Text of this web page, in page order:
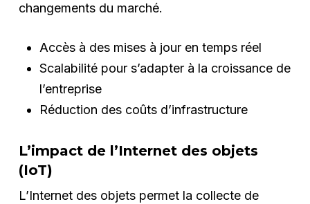
changements du marché.
Accès à des mises à jour en temps réel
Scalabilité pour s’adapter à la croissance de
l’entreprise
Réduction des coûts d’infrastructure
L’impact de l’Internet des objets
(IoT)
L’Internet des objets permet la collecte de